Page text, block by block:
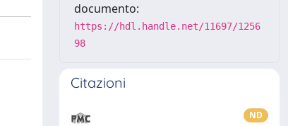
documento:
https://hdl.handle.net/11697/1256
98
Citazioni
ND